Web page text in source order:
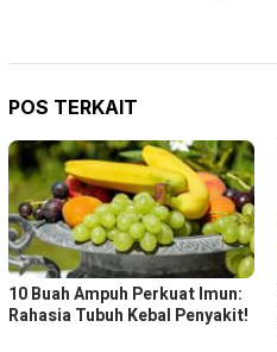
POS TERKAIT
10 Buah Ampuh Perkuat Imun:
Rahasia Tubuh Kebal Penyakit!